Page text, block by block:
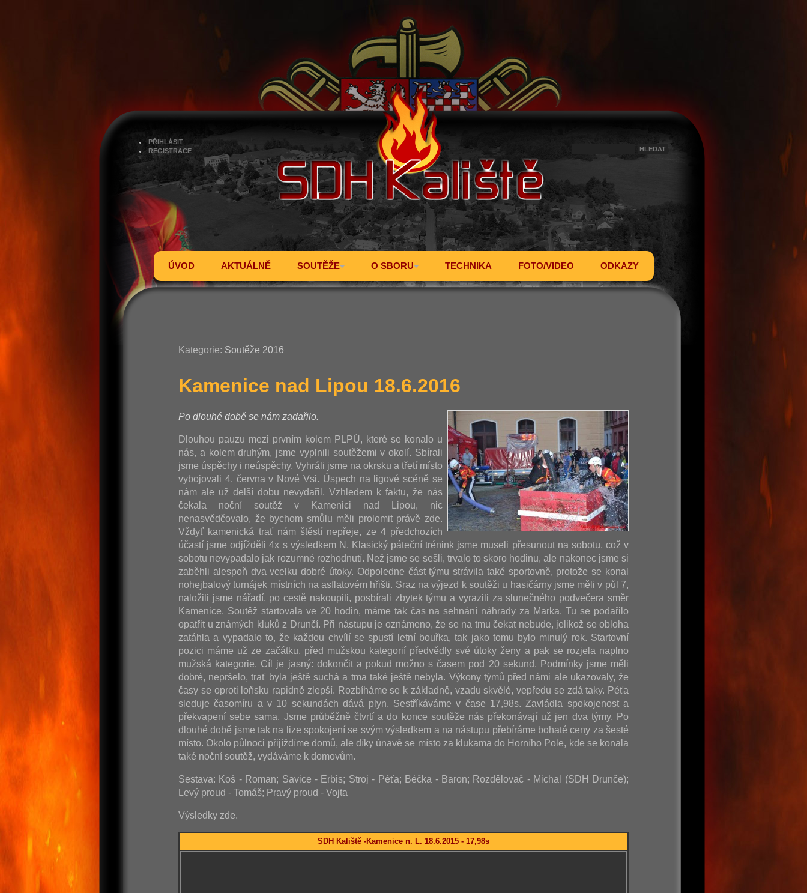
PŘIHLÁSIT
REGISTRACE
ÚVOD AKTUÁLNĚ SOUTĚŽE O SBORU TECHNIKA FOTO/VIDEO ODKAZY
Kategorie: Soutěže 2016
Kamenice nad Lipou 18.6.2016
Po dlouhé době se nám zadařilo.
Dlouhou pauzu mezi prvním kolem PLPÚ, které se konalo u
nás, a kolem druhým, jsme vyplnili soutěžemi v okolí. Sbírali
jsme úspěchy i neúspěchy. Vyhráli jsme na okrsku a třetí místo
vybojovali 4. června v Nové Vsi. Úspech na ligové scéně se
nám ale už delší dobu nevydařil. Vzhledem k faktu, že nás
čekala noční soutěž v Kamenici nad Lipou, nic
nenasvědčovalo, že bychom smůlu měli prolomit právě zde.
Vždyť kamenická trať nám štěstí nepřeje, ze 4 předchozích
účastí jsme odjížděli 4x s výsledkem N. Klasický páteční trénink jsme museli přesunout na sobotu, což v
sobotu nevypadalo jak rozumné rozhodnutí. Než jsme se sešli, trvalo to skoro hodinu, ale nakonec jsme si
zaběhli alespoň dva vcelku dobré útoky. Odpoledne část týmu strávila také sportovně, protože se konal
nohejbalový turnájek místních na asflatovém hřišti. Sraz na výjezd k soutěži u hasičárny jsme měli v půl 7,
naložili jsme nářadí, po cestě nakoupili, posbírali zbytek týmu a vyrazili za slunečného podvečera směr
Kamenice. Soutěž startovala ve 20 hodin, máme tak čas na sehnání náhrady za Marka. Tu se podařilo
opatřit u známých kluků z Drunčí. Při nástupu je oznámeno, že se na tmu čekat nebude, jelikož se obloha
zatáhla a vypadalo to, že každou chvílí se spustí letní bouřka, tak jako tomu bylo minulý rok. Startovní
pozici máme už ze začátku, před mužskou kategorií předvědly své útoky ženy a pak se rozjela naplno
mužská kategorie. Cíl je jasný: dokončit a pokud možno s časem pod 20 sekund. Podmínky jsme měli
dobré, nepršelo, trať byla ještě suchá a tma také ještě nebyla. Výkony týmů před námi ale ukazovaly, že
časy se oproti loňsku rapidně zlepší. Rozbíháme se k základně, vzadu skvělé, vepředu se zdá taky. Péťa
sleduje časomíru a v 10 sekundách dává plyn. Sestříkáváme v čase 17,98s. Zavládla spokojenost a
překvapení sebe sama. Jsme průběžně čtvrtí a do konce soutěže nás překonávají už jen dva týmy. Po
dlouhé době jsme tak na lize spokojení se svým výsledkem a na nástupu přebíráme bohaté ceny za šesté
místo. Okolo půlnoci přijíždíme domů, ale díky únavě se místo za klukama do Horního Pole, kde se konala
také noční soutěž, vydáváme k domovům.
Sestava: Koš - Roman; Savice - Erbis; Stroj - Péťa; Béčka - Baron; Rozdělovač - Michal (SDH Drunče);
Levý proud - Tomáš; Pravý proud - Vojta
Výsledky zde.
SDH Kaliště -Kamenice n. L. 18.6.2015 - 17,98s